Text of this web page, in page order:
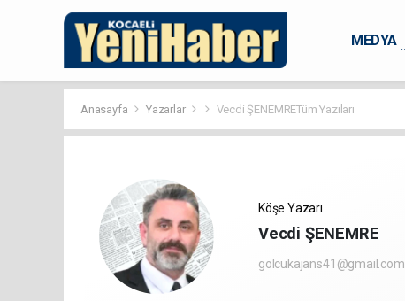
MEDYA
Anasayfa Yazarlar Vecdi ŞENEMRETüm Yazıları
Köşe Yazarı
Vecdi ŞENEMRE
golcukajans41@gmail.com